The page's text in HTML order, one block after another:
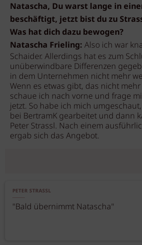
Natascha, Du warst lange in
beschäftigt, jetzt bist du zu
Was hat dich dazu bewogen?
Natascha Frieling: Also ich war
Schaider. Allerdings hat es zum
unüberwindbare Differenzen
in dem Unternehmen nicht mehr
Wenn es etwas gibt, das nicht
schaue ich nach vorne und frage
jetzt. So habe ich mich
bei BertramK gearbeitet und dann
Peter Strassl. Nach einem
ergab sich das Angebot.
PETER STRASSL
"Bald übernimmt Natascha"